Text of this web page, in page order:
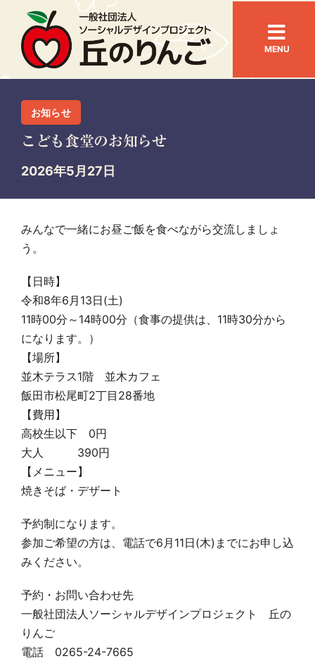
content
お知らせ
丘のりんごとは
事業内容
アクセス
お問い合わせ
MENU
お知らせ
こども食堂のお知らせ
2026年5月27日
みんなで一緒にお昼ご飯を食べながら交流しましょ
う。
【日時】
令和8年6月13日(土)
11時00分～14時00分（食事の提供は、11時30分から
になります。）
【場所】
並木テラス1階 並木カフェ
飯田市松尾町2丁目28番地
【費用】
高校生以下 0円
大人 390円
【メニュー】
焼きそば・デザート
予約制になります。
参加ご希望の方は、電話で6月11日(木)までにお申し込
みください。
予約・お問い合わせ先
一般社団法人ソーシャルデザインプロジェクト 丘の
りんご
電話 0265-24-7665